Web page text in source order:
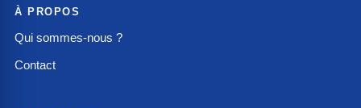
À PROPOS
Qui sommes-nous ?
Contact